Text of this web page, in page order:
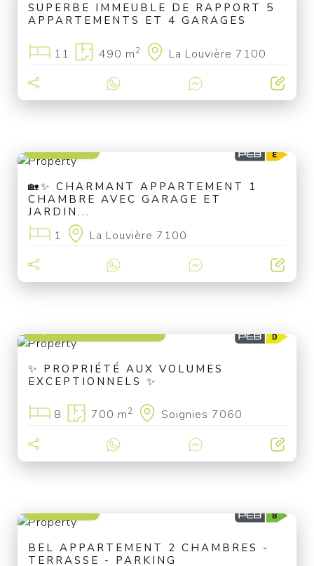
SUPERBE IMMEUBLE DE RAPPORT 5
APPARTEMENTS ET 4 GARAGES
11 490 m2 La Louvière 7100
🏡✨ CHARMANT APPARTEMENT 1
CHAMBRE AVEC GARAGE ET
JARDIN...
1 La Louvière 7100
✨ PROPRIÉTÉ AUX VOLUMES
EXCEPTIONNELS ✨
8 700 m2 Soignies 7060
BEL APPARTEMENT 2 CHAMBRES -
TERRASSE - PARKING